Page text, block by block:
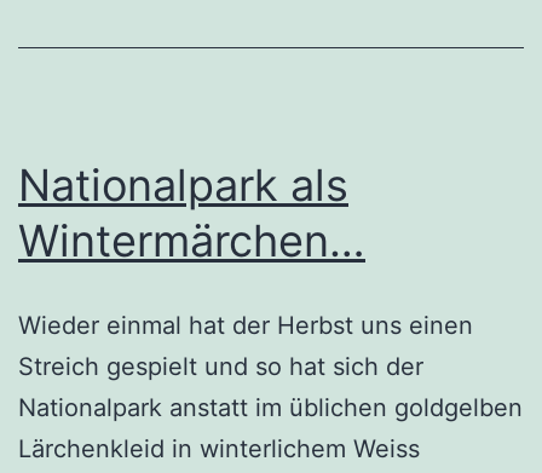
Nationalpark als
Wintermärchen…
Wieder einmal hat der Herbst uns einen
Streich gespielt und so hat sich der
Nationalpark anstatt im üblichen goldgelben
Lärchenkleid in winterlichem Weiss